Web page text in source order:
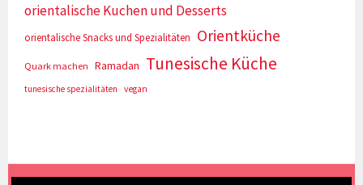
orientalische Kuchen und Desserts
orientalische Snacks und Spezialitäten Orientküche
Quark machen Ramadan Tunesische Küche
tunesische spezialitäten vegan